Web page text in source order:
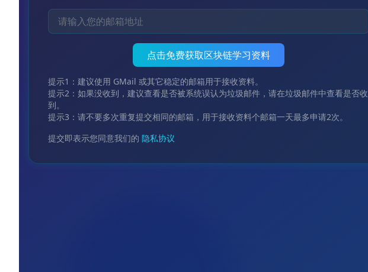
点击免费获取区块链学习资料
提示1：建议使用 GMail 或其它稳定的邮箱用于接收资料。
提示2：如果没收到，建议查看是否被系统误认为垃圾邮件，请在垃圾邮件中查看是否收
到。
提示3：请不要多次重复提交相同的邮箱，用于接收资料个邮箱一天最多申请2次。
提交即表示您同意我们的 隐私协议